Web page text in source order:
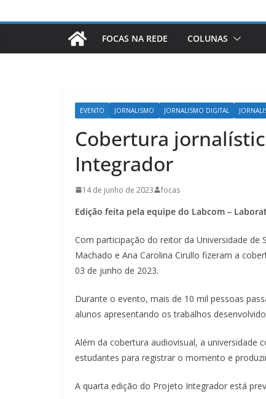
FOCAS NA REDE COLUNAS
EVENTO JORNALISMO JORNALISMO DIGITAL
Cobertura
Integrador
14 de junho de 2023 focas
Edição feita pela equipe do Labcom –
Com participação do reitor da Universidade
Machado e Ana Carolina Cirullo fizeram a
03 de junho de 2023.
Durante o evento, mais de 10 mil pessoas
alunos apresentando os trabalhos
Além da cobertura audiovisual, a universidade
estudantes para registrar o momento e
A quarta edição do Projeto Integrador está